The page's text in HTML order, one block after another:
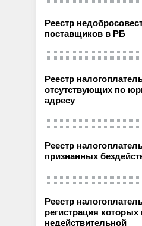
Реестр
поставщиков в РБ
Реестр
отсутствующих по
адресу
Реестр
признанных
Реестр
регистрация которых
недействительной